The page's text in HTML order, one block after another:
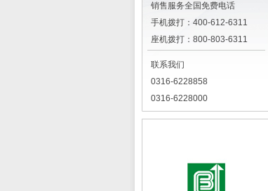
销售服务全国免费电话
手机拨打：400-612-6311
座机拨打：800-803-6311
联系我们
0316-6228858
0316-6228000